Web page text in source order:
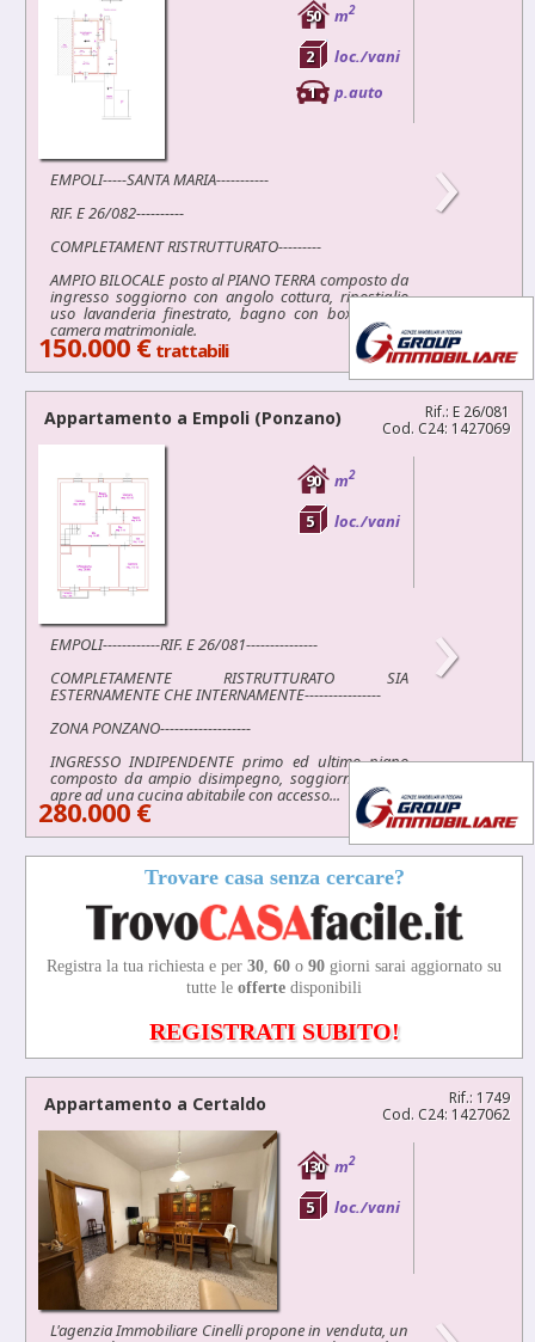
50 m2
2
loc./vani
1
p.auto
EMPOLI-----SANTA MARIA-----------
RIF. E 26/082----------
COMPLETAMENT RISTRUTTURATO---------
AMPIO BILOCALE posto al PIANO TERRA composto da
ingresso soggiorno con angolo cottura, ripostiglio
uso lavanderia finestrato, bagno con box doccia,
camera matrimoniale.
›
150.000 € trattabili
Rif.: E 26/081
Cod. C24: 1427069
Appartamento a Empoli (Ponzano)
90 m2
5 loc./vani
EMPOLI------------RIF. E 26/081---------------
COMPLETAMENTE RISTRUTTURATO SIA
ESTERNAMENTE CHE INTERNAMENTE----------------
ZONA PONZANO-------------------
INGRESSO INDIPENDENTE primo ed ultimo piano
composto da ampio disimpegno, soggiorno che si
apre ad una cucina abitabile con accesso...
›
280.000 €
Trovare casa senza cercare?
Registra la tua richiesta e per 30 60 o 90 giorni sarai aggiornato su
tutte le offerte disponibili
REGISTRATI SUBITO!
Rif.: 1749
Cod. C24: 1427062
Appartamento a Certaldo
130 m2
5 loc./vani
L'agenzia Immobiliare Cinelli propone in venduta, un